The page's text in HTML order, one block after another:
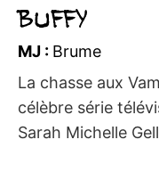
Buffy
MJ : Brume
La chasse aux
célèbre série
Sarah Michelle